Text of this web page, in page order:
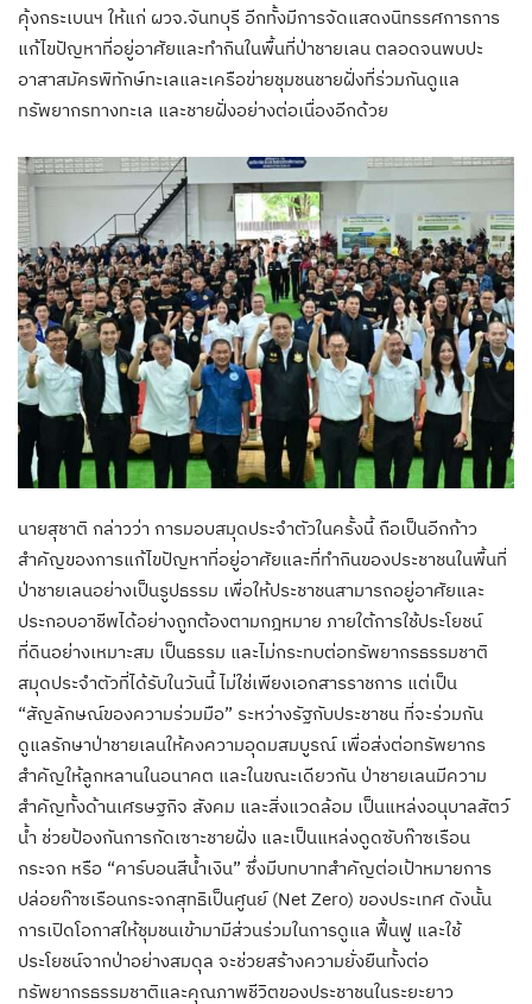
คุ้งกระเบนฯ ให้แก่ ผวจ.จันทบุรี อีกทั้งมีการจัดแสดงนิทรรศการการ
แก้ไขปัญหาที่อยู่อาศัยและทำกินในพื้นที่ป่าชายเลน ตลอดจนพบปะ
อาสาสมัครพิทักษ์ทะเลและเครือข่ายชุมชนชายฝั่งที่ร่วมกันดูแล
ทรัพยากรทางทะเล และชายฝั่งอย่างต่อเนื่องอีกด้วย
นายสุชาติ กล่าวว่า การมอบสมุดประจำตัวในครั้งนี้ ถือเป็นอีกก้าว
สำคัญของการแก้ไขปัญหาที่อยู่อาศัยและที่ทำกินของประชาชนในพื้นที่
ป่าชายเลนอย่างเป็นรูปธรรม เพื่อให้ประชาชนสามารถอยู่อาศัยและ
ประกอบอาชีพได้อย่างถูกต้องตามกฎหมาย ภายใต้การใช้ประโยชน์
ที่ดินอย่างเหมาะสม เป็นธรรม และไม่กระทบต่อทรัพยากรธรรมชาติ
สมุดประจำตัวที่ได้รับในวันนี้ ไม่ใช่เพียงเอกสารราชการ แต่เป็น
“สัญลักษณ์ของความร่วมมือ” ระหว่างรัฐกับประชาชน ที่จะร่วมกัน
ดูแลรักษาป่าชายเลนให้คงความอุดมสมบูรณ์ เพื่อส่งต่อทรัพยากร
สำคัญให้ลูกหลานในอนาคต และในขณะเดียวกัน ป่าชายเลนมีความ
สำคัญทั้งด้านเศรษฐกิจ สังคม และสิ่งแวดล้อม เป็นแหล่งอนุบาลสัตว์
น้ำ ช่วยป้องกันการกัดเซาะชายฝั่ง และเป็นแหล่งดูดซับก๊าซเรือน
กระจก หรือ “คาร์บอนสีน้ำเงิน” ซึ่งมีบทบาทสำคัญต่อเป้าหมายการ
ปล่อยก๊าซเรือนกระจกสุทธิเป็นศูนย์ (Net Zero) ของประเทศ ดังนั้น
การเปิดโอกาสให้ชุมชนเข้ามามีส่วนร่วมในการดูแล ฟื้นฟู และใช้
ประโยชน์จากป่าอย่างสมดุล จะช่วยสร้างความยั่งยืนทั้งต่อ
ทรัพยากรธรรมชาติและคุณภาพชีวิตของประชาชนในระยะยาว